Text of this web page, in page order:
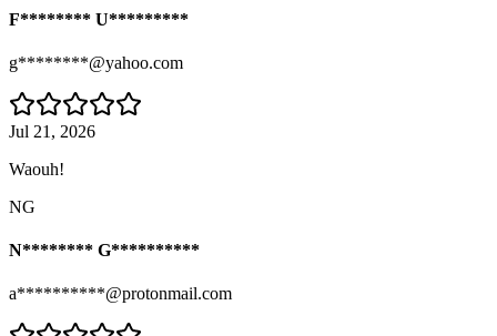
F******** U*********
g********@yahoo.com
Jul 21, 2026
Waouh!
NG
N******** G**********
a**********@protonmail.com